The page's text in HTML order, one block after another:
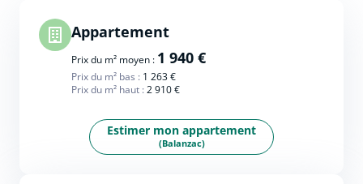
Appartement
Prix du m² moyen : 1 940 €
Prix du m² bas : 1 263 €
Prix du m² haut :2 910 €
Estimer mon appartement
(Balanzac)